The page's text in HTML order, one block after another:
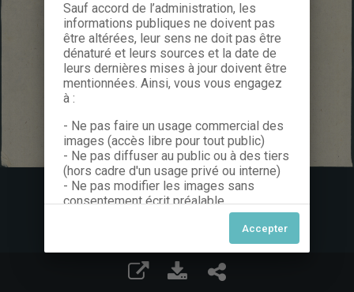
Sauf accord de l’administration, les
informations publiques ne doivent pas
être altérées, leur sens ne doit pas être
dénaturé et leurs sources et la date de
leurs dernières mises à jour doivent être
mentionnées. Ainsi, vous vous engagez
à :
- Ne pas faire un usage commercial des
images (accès libre pour tout public)
- Ne pas diffuser au public ou à des tiers
(hors cadre d'un usage privé ou interne)
- Ne pas modifier les images sans
consentement écrit préalable
Dans le cas contraire, nous vous invitons
à nous contacter afin de solliciter le type
de Licence souhaitée parmi celles
proposées et le cas échéant, acquitter